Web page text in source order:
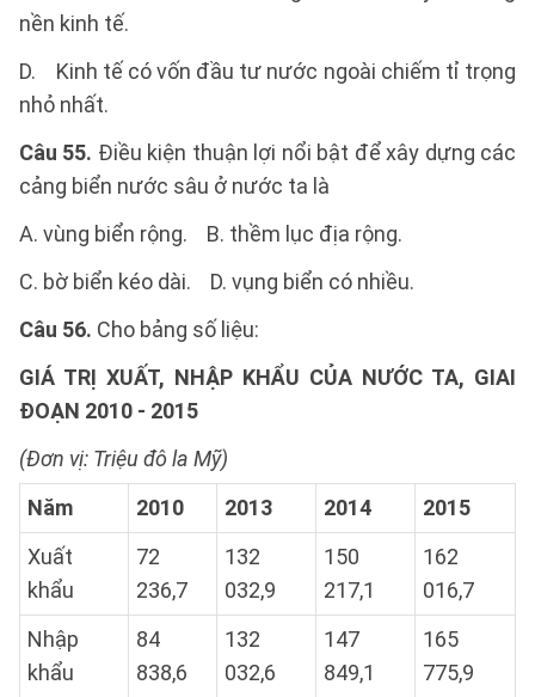
nền kinh tế.
D. Kinh tế có vốn đầu tư nước ngoài chiếm tỉ trọng
nhỏ nhất.
Câu 55. Điều kiện thuận lợi nổi bật để xây dựng các
cảng biển nước sâu ở nước ta là
A. vùng biển rộng. B. thềm lục địa rộng.
C. bờ biển kéo dài. D. vụng biển có nhiều.
Câu 56. Cho bảng số liệu:
GIÁ TRỊ XUẤT, NHẬP KHẨU CỦA NƯỚC TA, GIAI
ĐOẠN 2010 - 2015
(Đơn vị: Triệu đô la Mỹ)
Năm
2010 2013 2014
2015
Xuất
khẩu
72
236,7
132
032,9
150
217,1
162
016,7
Nhập
khẩu
84
838,6
132
032,6
147
849,1
165
775,9